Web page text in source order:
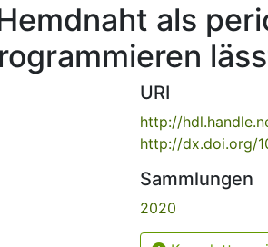
als
URI
http://
http://dx.doi.org/
Sammlungen
2020